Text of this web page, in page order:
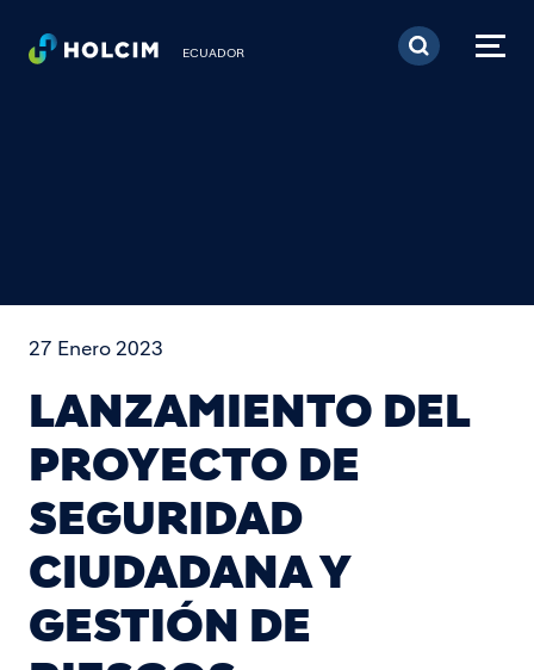
Pasar al contenido
ECUADOR
27 Enero 2023
LANZAMIENTO DEL
PROYECTO DE
SEGURIDAD
CIUDADANA Y
GESTIÓN DE